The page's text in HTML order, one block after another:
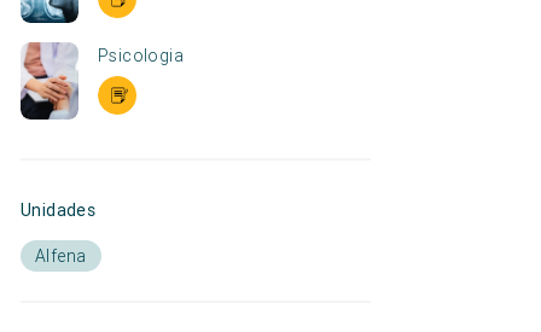
Psicologia
Unidades
Alfena